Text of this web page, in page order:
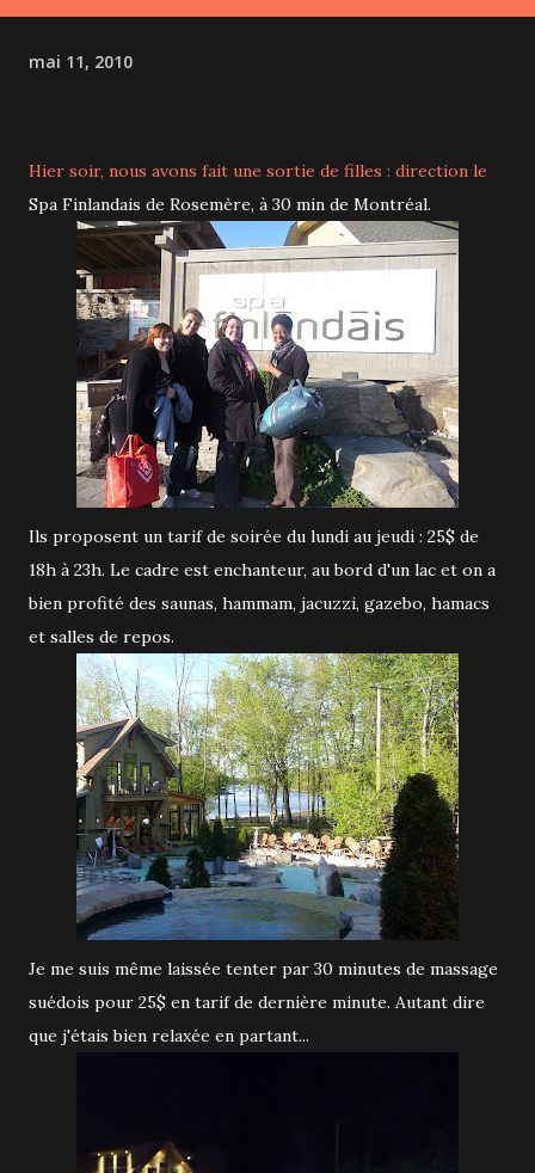
mai 11, 2010
Hier soir, nous avons fait une sortie de filles : direction le
Spa Finlandais de Rosemère, à 30 min de Montréal.
Ils proposent un tarif de soirée du lundi au jeudi : 25$ de
18h à 23h. Le cadre est enchanteur, au bord d'un lac et on a
bien profité des saunas, hammam, jacuzzi, gazebo, hamacs
et salles de repos.
Je me suis même laissée tenter par 30 minutes de massage
suédois pour 25$ en tarif de dernière minute. Autant dire
que j'étais bien relaxée en partant...